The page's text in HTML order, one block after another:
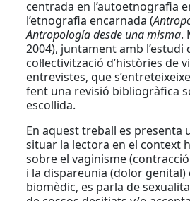
centrada en l’autoetnografia
l’etnografia encarnada (
Antropología desde una misma.
2004), juntament amb l’estudi
col·lectivització d’històries de
entrevistes, que
fent una revisió bibliogràfica
escollida.
En aquest treball es presenta
situar la lectora en el context
sobre el vaginisme
i la dispareunia (dolor genital)
biomèdic, es parla de